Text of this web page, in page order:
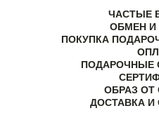
ЧАСТЫЕ
ОБМЕН И
ПОКУПКА
ПОДАРОЧНЫЕ
ОБРАЗ ОТ
ДОСТАВКА